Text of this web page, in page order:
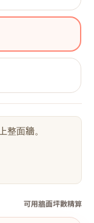
整面牆。
可用牆面坪數精算